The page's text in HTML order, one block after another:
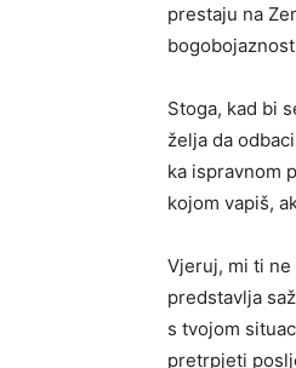
prestaju na
Stoga, kad bi
želja da
ka ispravnom
kojom vapiš,
Vjeruj, mi ti ne
predstavlja
s tvojom
pretrpjeti